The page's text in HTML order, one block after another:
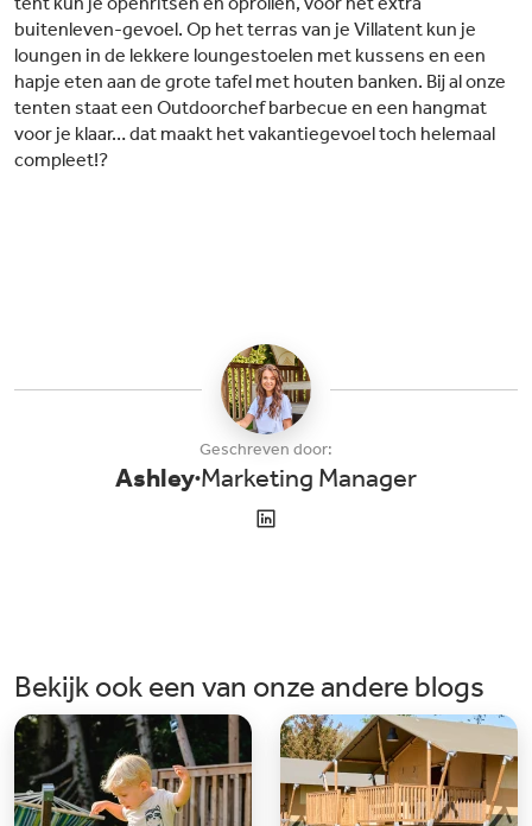
buitenleven-gevoel. Op het terras van je Villatent kun je
loungen in de lekkere loungestoelen met kussens en een
hapje eten aan de grote tafel met houten banken. Bij al onze
tenten staat een Outdoorchef barbecue en een hangmat
voor je klaar… dat maakt het vakantiegevoel toch helemaal
compleet!?
Geschreven door:
Ashley Marketing Manager
Bekijk ook een van onze andere blogs